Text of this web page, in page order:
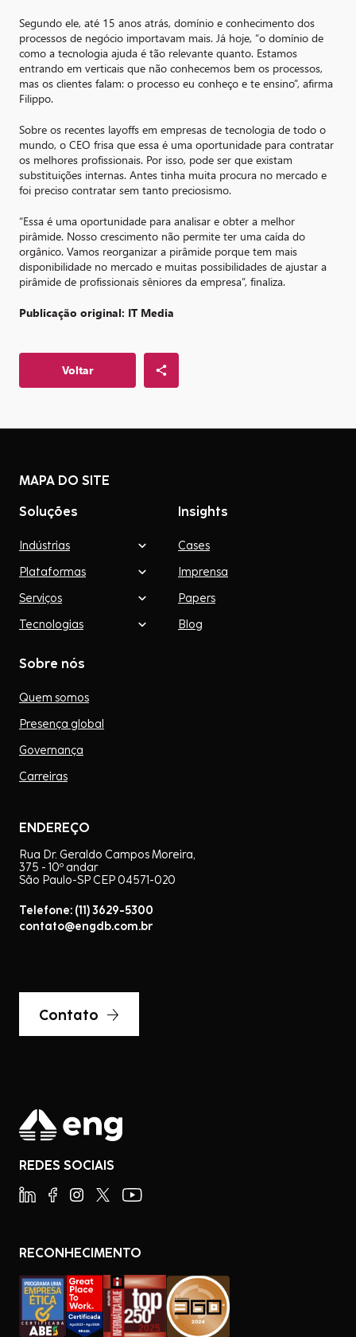
Segundo ele, até 15 anos atrás, domínio e conhecimento dos
processos de negócio importavam mais. Já hoje, “o domínio de
como a tecnologia ajuda é tão relevante quanto. Estamos
entrando em verticais que não conhecemos bem os processos,
mas os clientes falam: o processo eu conheço e te ensino”, afirma
Filippo.
Sobre os recentes layoffs em empresas de tecnologia de todo o
mundo, o CEO frisa que essa é uma oportunidade para contratar
os melhores profissionais. Por isso, pode ser que existam
substituições internas. Antes tinha muita procura no mercado e
foi preciso contratar sem tanto preciosismo.
“Essa é uma oportunidade para analisar e obter a melhor
pirâmide. Nosso crescimento não permite ter uma caída do
orgânico. Vamos reorganizar a pirâmide porque tem mais
disponibilidade no mercado e muitas possibilidades de ajustar a
pirâmide de profissionais sêniores da empresa”, finaliza.
Publicação original: IT Media
Voltar
MAPA DO SITE
Soluções
Indústrias
Plataformas
Serviços
Tecnologias
Insights
Cases
Imprensa
Papers
Blog
Sobre nós
Quem somos
Presença global
Governança
Carreiras
ENDEREÇO
Rua Dr. Geraldo Campos Moreira,
375 - 10º andar
São Paulo-SP CEP 04571-020
Telefone: (11) 3629-5300
contato@engdb.com.br
Contato
REDES SOCIAIS
RECONHECIMENTO